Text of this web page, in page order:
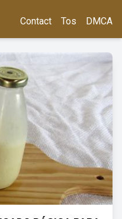
Contact Tos DMCA